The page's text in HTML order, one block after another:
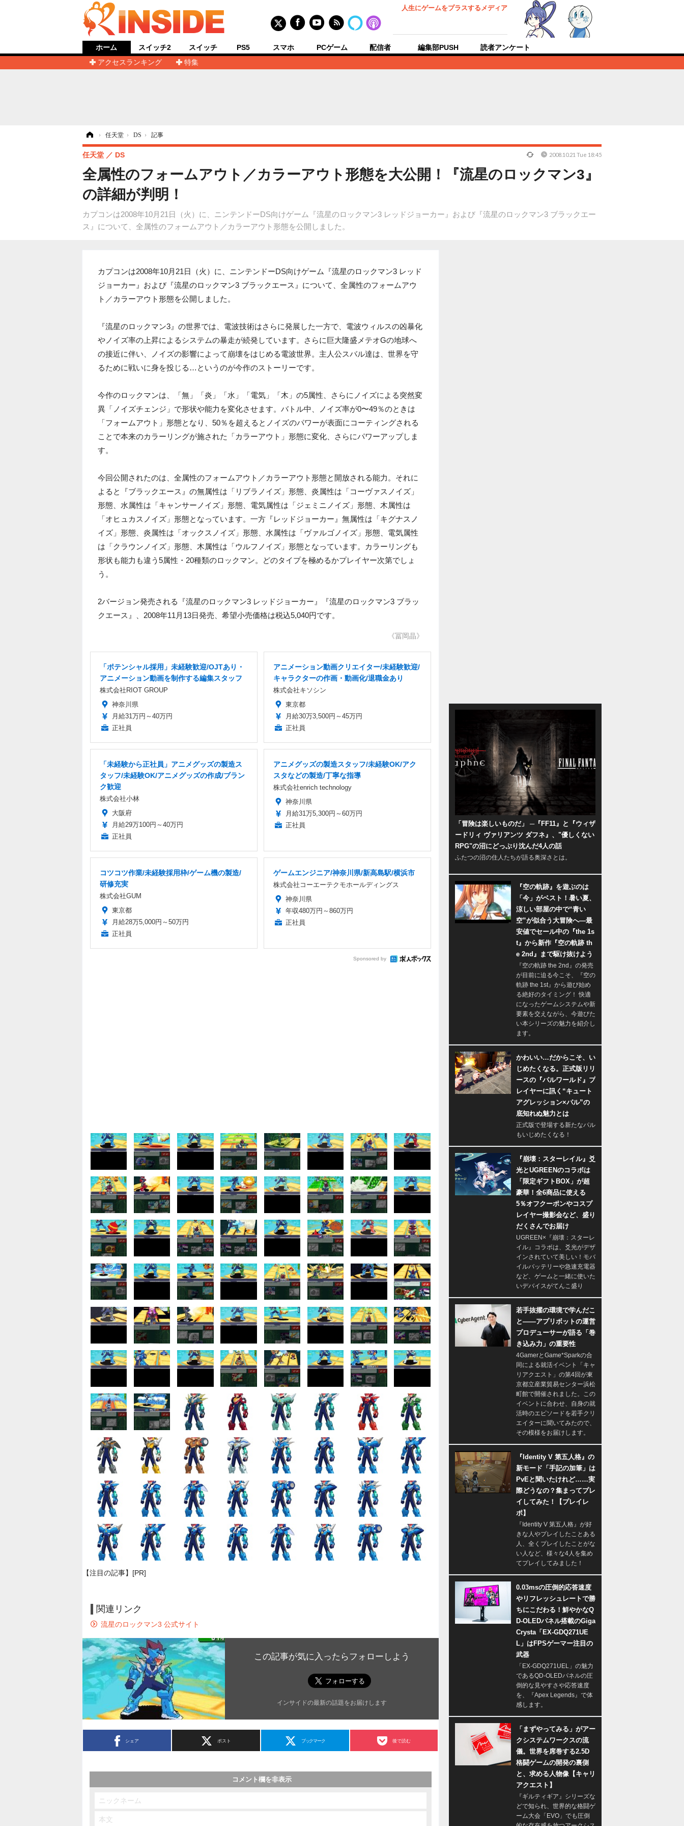
人生にゲームをプラスするメディア
ホーム
アクセスランキング
特集
スイッチ2 スイッチ PS5 スマホ PCゲーム 配信者 編集部PUSH 読者アンケート
› 任天堂 › DS › 記事
全属性のフォームアウト／カラーアウト形態を大公開！『流星のロックマン3』
の詳細が判明！
カプコンは2008年10月21日（火）に、ニンテンドーDS向けゲーム『流星のロックマン3 レッドジョーカー』および『流星のロックマン3 ブラックエー
ス』について、全属性のフォームアウト／カラーアウト形態を公開しました。
任天堂 DS 2008.10.21 Tue 18:45
カプコンは2008年10月21日（火）に、ニンテンドーDS向けゲーム『流星のロックマン3 レッド
ジョーカー』および『流星のロックマン3 ブラックエース』について、全属性のフォームアウ
ト／カラーアウト形態を公開しました。
『流星のロックマン3』の世界では、電波技術はさらに発展した一方で、電波ウィルスの凶暴化
やノイズ率の上昇によるシステムの暴走が続発しています。さらに巨大隆盛メテオGの地球へ
の接近に伴い、ノイズの影響によって崩壊をはじめる電波世界。主人公スバル達は、世界を守
るために戦いに身を投じる…というのが今作のストーリーです。
今作のロックマンは、「無」「炎」「水」「電気」「木」の5属性、さらにノイズによる突然変
異「ノイズチェンジ」で形状や能力を変化させます。バトル中、ノイズ率が0〜49％のときは
「フォームアウト」形態となり、50％を超えるとノイズのパワーが表面にコーティングされる
ことで本来のカラーリングが施された「カラーアウト」形態に変化、さらにパワーアップしま
す。
今回公開されたのは、全属性のフォームアウト／カラーアウト形態と開放される能力。それに
よると『ブラックエース』の無属性は「リブラノイズ」形態、炎属性は「コーヴァスノイズ」
形態、水属性は「キャンサーノイズ」形態、電気属性は「ジェミニノイズ」形態、木属性は
「オヒュカスノイズ」形態となっています。一方『レッドジョーカー』無属性は「キグナスノ
イズ」形態、炎属性は「オックスノイズ」形態、水属性は「ヴァルゴノイズ」形態、電気属性
は「クラウンノイズ」形態、木属性は「ウルフノイズ」形態となっています。カラーリングも
形状も能力も違う5属性・20種類のロックマン。どのタイプを極めるかプレイヤー次第でしょ
う。
2バージョン発売される『流星のロックマン3 レッドジョーカー』『流星のロックマン3 ブラッ
クエース』、2008年11月13日発売、希望小売価格は税込5,040円です。
《冨岡晶》
「ポテンシャル採用」未経験歓迎/OJTあり・
アニメーション動画を制作する編集スタッフ
株式会社RIOT GROUP
神奈川県
月給31万円～40万円
正社員
アニメーション動画クリエイター/未経験歓迎/
キャラクターの作画・動画化/退職金あり
株式会社キソシン
東京都
月給30万3,500円～45万円
正社員
「未経験から正社員」アニメグッズの製造ス
タッフ/未経験OK/アニメグッズの作成/ブラン
ク歓迎
株式会社小林
大阪府
月給29万100円～40万円
正社員
アニメグッズの製造スタッフ/未経験OK/アク
スタなどの製造/丁寧な指導
株式会社enrich technology
神奈川県
月給31万5,300円～60万円
正社員
コツコツ作業/未経験採用枠/ゲーム機の製造/
研修充実
株式会社GUM
東京都
月給28万5,000円～50万円
正社員
ゲームエンジニア/神奈川県/新高島駅/横浜市
株式会社コーエーテクモホールディングス
神奈川県
年収480万円～860万円
正社員
Sponsored by
【注目の記事】[PR]
関連リンク
流星のロックマン3 公式サイト
この記事が気に入ったらフォローしよう
インサイドの最新の話題をお届けします
シェア ポスト ブックマーク 後で読む
コメント欄を非表示
「冒険は楽しいものだ」 ─『FF11』と『ウィザ
ードリィ ヴァリアンツ ダフネ』、"優しくない
RPG"の沼にどっぷり沈んだ4人の話
ふたつの沼の住人たちが語る奥深さとは。
『空の軌跡』を遊ぶのは
「今」がベスト！暑い夏、
涼しい部屋の中で“青い
空”が似合う大冒険へ―最
安値でセール中の『the 1s
t』から新作『空の軌跡 th
e 2nd』まで駆け抜けよう
『空の軌跡 the 2nd』の発売
が目前に迫る今こそ、『空の
軌跡 the 1st』から遊び始め
る絶好のタイミング！ 快適
になったゲームシステムや新
要素を交えながら、今遊びた
い本シリーズの魅力を紹介し
ます。
かわいい…だからこそ、い
じめたくなる。正式版リリ
ースの『パルワールド』プ
レイヤーに訊く“キュート
アグレッション×パル”の
底知れぬ魅力とは
正式版で登場する新たなパル
もいじめたくなる！
『崩壊：スターレイル』爻
光とUGREENのコラボは
「限定ギフトBOX」が超
豪華！全6商品に使える
5％オフクーポンやコスプ
レイヤー撮影会など、盛り
だくさんでお届け
UGREEN×『崩壊：スターレ
イル』コラボは、爻光がデザ
インされていて美しい！モバ
イルバッテリーや急速充電器
など、ゲームと一緒に使いた
いデバイスがてんこ盛り
若手抜擢の環境で学んだこ
と――アプリボットの運営
プロデューサーが語る「巻
き込み力」の重要性
4GamerとGame*Sparkの合
同による就活イベント「キャ
リアクエスト」の第4回が東
京都立産業貿易センター浜松
町館で開催されました。この
イベントに合わせ、自身の就
活時のエピソードを若手クリ
エイターに聞いてみたので、
その模様をお届けします。
『Identity V 第五人格』の
新モード「手記の加筆」は
PvEと聞いたけれど……実
際どうなの？集まってプレ
イしてみた！【プレイレ
ポ】
『Identity V 第五人格』が好
きな人やプレイしたことある
人、全くプレイしたことがな
い人など、様々な4人を集め
てプレイしてみました！
0.03msの圧倒的応答速度
やリフレッシュレートで勝
ちにこだわる！鮮やかなQ
D-OLEDパネル搭載のGiga
Crysta「EX-GDQ271UE
L」はFPSゲーマー注目の
武器
「EX-GDQ271UEL」の魅力
であるQD-OLEDパネルの圧
倒的な見やすさや応答速度
を、『Apex Legends』で体
感します。
「まずやってみる」がアー
クシステムワークスの流
儀。世界を席巻する2.5D
格闘ゲームの開発の裏側
と、求める人物像【キャリ
アクエスト】
『ギルティギア』シリーズな
どで知られ、世界的な格闘ゲ
ーム大会「EVO」でも圧倒